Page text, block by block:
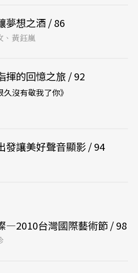
夢想之酒 / 86
、黃鈺嵐
揮的回憶之旅 / 92
沒有敬我了你》
發讓美好聲音顯影 / 94
—2010台灣國際藝術節 / 98